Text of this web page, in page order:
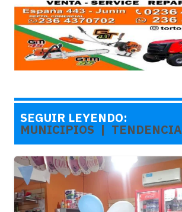
SEGUIR LEYENDO:
MUNICIPIOS ‎ ‎ |‎ ‎‎ ‎ TENDENCIA